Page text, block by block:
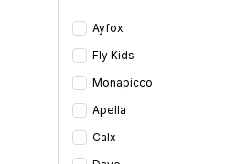
Kavun
Kırmızı
Koyu Gri
Krem
Lacivert
Ayfox
Fly Kids
Monapicco
Apella
Calx